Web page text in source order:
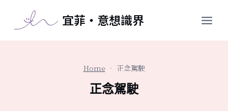
宜菲・意想識界
Home • 正念駕駛
正念駕駛